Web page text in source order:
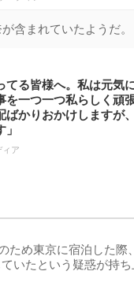
含まれていたようだ。
てる皆様へ。私は元気
一つ一つ私らしく頑張
ばかりおかけしますが
ィア
ため東京に宿泊した際
いたという疑惑が持ち